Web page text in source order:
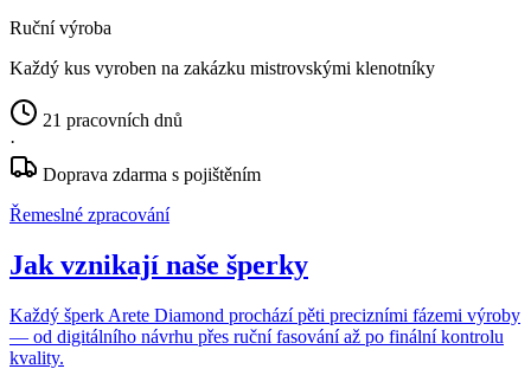
Ruční výroba
Každý kus vyroben na zakázku mistrovskými klenotníky
21 pracovních dnů
·
Doprava zdarma s pojištěním
Řemeslné zpracování
Jak vznikají naše šperky
Každý šperk Arete Diamond prochází pěti precizními fázemi výroby
— od digitálního návrhu přes ruční fasování až po finální kontrolu
kvality.